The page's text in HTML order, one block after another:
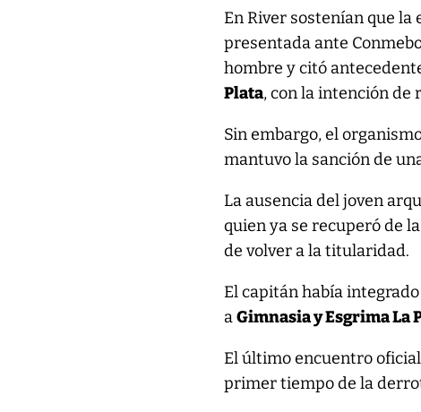
En River sostenían que
presentada ante
hombre y citó
Plata, con la intención de
Sin embargo, el
mantuvo la sanción de
La ausencia del joven
quien ya se recuperó de
de volver a la titularidad.
El capitán había
aGimnasia y Esgrima La
El último encuentro
primer tiempo de la